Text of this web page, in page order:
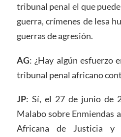
tribunal penal el que
guerra, crímenes de lesa
guerras de agresión.
AG: ¿Hay algún esfuerzo
tribunal penal africano
JP: Sí, el 27 de junio de
Malabo sobre Enmiendas
Africana de Justicia y